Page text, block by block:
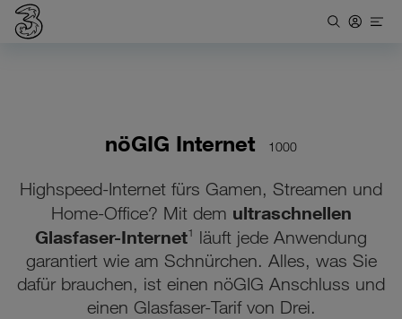
nöGIG Internet 1000
Highspeed-Internet fürs Gamen, Streamen und
Home-Office? Mit dem ultraschnellen
Glasfaser-Internet¹ läuft jede Anwendung
garantiert wie am Schnürchen. Alles, was Sie
dafür brauchen, ist einen nöGIG Anschluss und
einen Glasfaser-Tarif von Drei.